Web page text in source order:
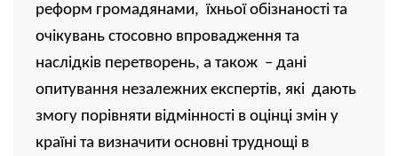
реформ громадянами, їхньої обізнаності та
очікувань стосовно впровадження та
наслідків перетворень, а також – дані
опитування незалежних експертів, які дають
змогу порівняти відмінності в оцінці змін у
країні та визначити основні труднощі в